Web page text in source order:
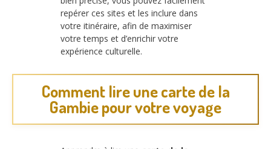
repérer ces sites et les inclure dans
votre itinéraire, afin de maximiser
votre temps et d’enrichir votre
expérience culturelle.
Comment lire une carte de la
Gambie pour votre voyage